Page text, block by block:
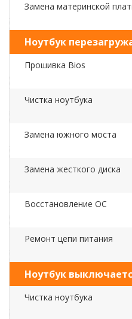
Замена материнской
Ноутбук
Прошивка Bios
Чистка ноутбука
Замена южного моста
Замена жесткого диска
Восстановление ОС
Ремонт цепи питания
Ноутбук
Чистка ноутбука